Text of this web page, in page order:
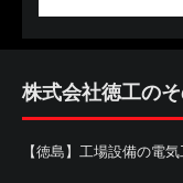
株式会社徳工の
【徳島】工場設備の電